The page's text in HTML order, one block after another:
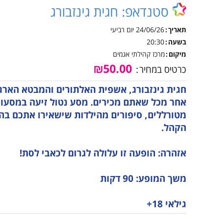
אינטראקטיבית קייטנות
קיץ
נהלי הרשמה לקייטנות
הקיץ
נגישות והשתלבות
סטנדאפ: חגית גינזבורג
תאריך 24/06/26 יום רביעי
בשעה 20:30
מיקום מרכז קהילתי אגמים
כרטיס במחיר ₪50.00
חגית גינזבורג, אשפית האלתורים והמבטא
אחר מכל שאתם מכירים. מסע נטול זיעה
מטורללים, סיפורים מהילדות שישאירו אתכם
הקהל.
אזהרה: הופעה זו עלולה לגרום לכאבי לסת!
משך המופע: 90 דקות
גילאי 18+